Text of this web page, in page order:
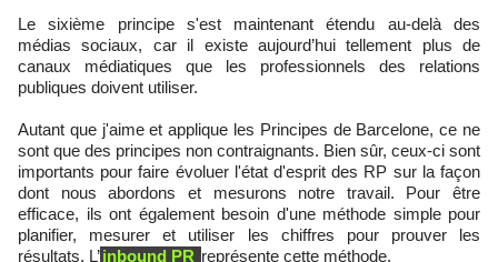
Le sixième principe s'est maintenant étendu au-delà des
médias sociaux, car il existe aujourd’hui tellement plus de
canaux médiatiques que les professionnels des relations
publiques doivent utiliser.
Autant que j'aime et applique les Principes de Barcelone, ce ne
sont que des principes non contraignants. Bien sûr, ceux-ci sont
importants pour faire évoluer l'état d'esprit des RP sur la façon
dont nous abordons et mesurons notre travail. Pour être
efficace, ils ont également besoin d'une méthode simple pour
planifier, mesurer et utiliser les chiffres pour prouver les
résultats. L’inbound PR représente cette méthode.